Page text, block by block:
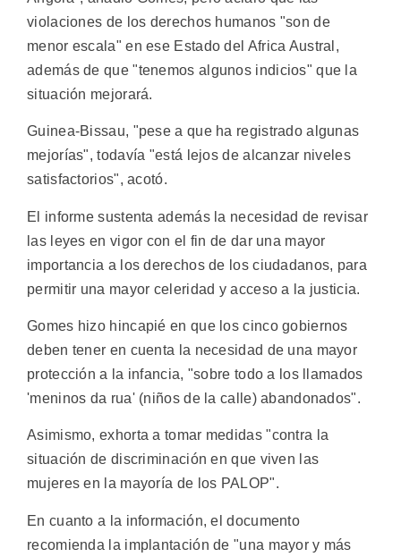
violaciones de los derechos humanos "son de
menor escala" en ese Estado del Africa Austral,
además de que "tenemos algunos indicios" que la
situación mejorará.
Guinea-Bissau, "pese a que ha registrado algunas
mejorías", todavía "está lejos de alcanzar niveles
satisfactorios", acotó.
El informe sustenta además la necesidad de revisar
las leyes en vigor con el fin de dar una mayor
importancia a los derechos de los ciudadanos, para
permitir una mayor celeridad y acceso a la justicia.
Gomes hizo hincapié en que los cinco gobiernos
deben tener en cuenta la necesidad de una mayor
protección a la infancia, "sobre todo a los llamados
'meninos da rua' (niños de la calle) abandonados".
Asimismo, exhorta a tomar medidas "contra la
situación de discriminación en que viven las
mujeres en la mayoría de los PALOP".
En cuanto a la información, el documento
recomienda la implantación de "una mayor y más